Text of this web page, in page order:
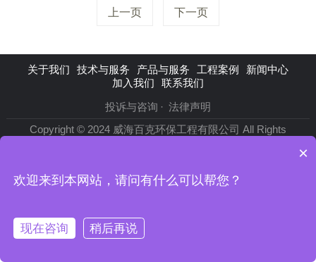
上一页 下一页
关于我们 技术与服务 产品与服务 工程案例
新闻中心
加入我们
联系我们
投诉与咨询
法律声明
Copyright © 2024 威海百克环保工程有限公司 All Rights
×
欢迎来到本网站，请问有什么可以帮您？
现在咨询 稍后再说